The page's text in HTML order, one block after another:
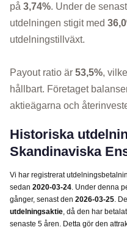
på 3,74%. Under de
utdelningen stigit med
utdelningstillväxt.
Payout ratio är 53,5%,
hållbart. Företaget
aktieägarna och
Historiska
Skandinaviska
Vi har registrerat
sedan 2020-03-24 . Under denna
gånger, senast den 2026-03-25 .
utdelningsaktie , då den har
senaste 5 åren. Detta gör den